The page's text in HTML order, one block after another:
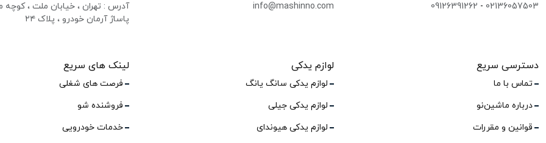
02136057503
-
09126391262
info@mashinno.com
آدرس : تهران ، خیابان ملت ، کوچه
پاساژ آرمان خودرو ، پلاک ۲۴
دسترسی سریع
تماس با ما
درباره ماشین‌نو
قوانین و مقررات
لوازم یدکی
لوازم یدکی سانگ یانگ
لوازم یدکی جیلی
لوازم یدکی هیوندای
لینک های سریع
فرصت های شغلی
فروشنده شو
خدمات خودرویی